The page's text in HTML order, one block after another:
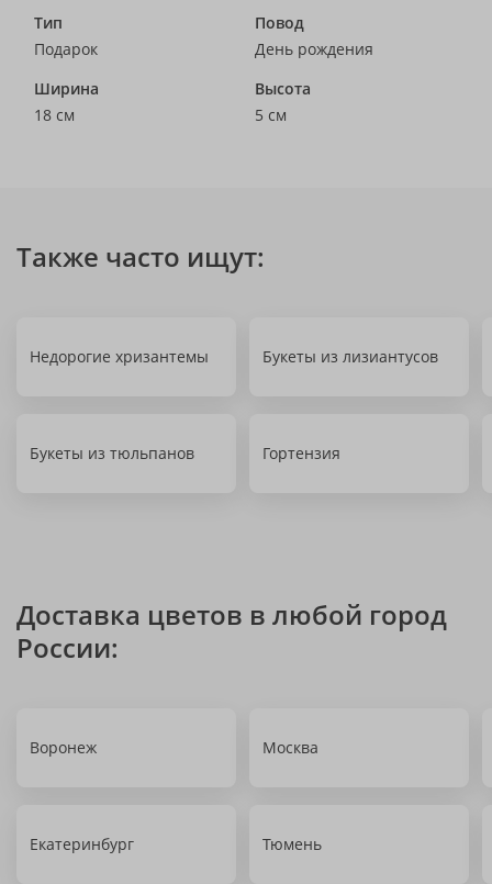
Тип
Подарок
Повод
День рождения
Ширина
18 см
Высота
5 см
Также часто ищут:
Недорогие хризантемы Букеты из лизиантусов
Букеты из тюльпанов Гортензия
Доставка цветов в любой город
России:
Воронеж Москва
Екатеринбург Тюмень